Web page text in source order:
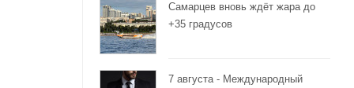
Самарцев вновь ждёт жара до
+35 градусов
7 августа - Международный